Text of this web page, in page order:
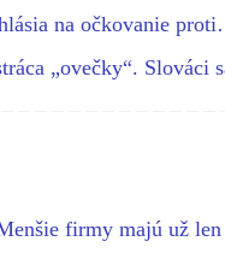
na očkovanie
„ovečky“. Slováci
firmy majú už len